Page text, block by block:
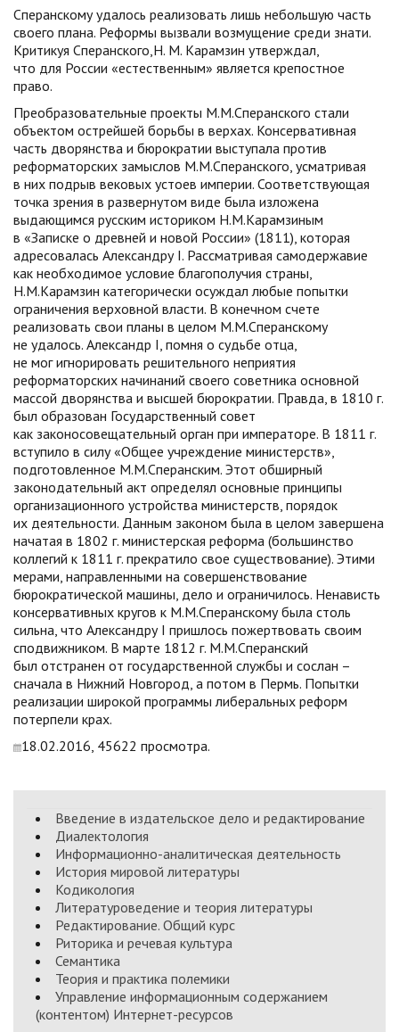
Сперанскому удалось реализовать лишь небольшую часть
своего плана. Реформы вызвали возмущение среди знати.
Критикуя Сперанского,Н. М. Карамзин утверждал,
что для России «естественным» является крепостное
право.
Преобразовательные проекты М.М.Сперанского стали
объектом острейшей борьбы в верхах. Консервативная
часть дворянства и бюрократии выступала против
реформаторских замыслов М.М.Сперанского, усматривая
в них подрыв вековых устоев империи. Соответствующая
точка зрения в развернутом виде была изложена
выдающимся русским историком Н.М.Карамзиным
в «Записке о древней и новой России» (1811), которая
адресовалась Александру I. Рассматривая самодержавие
как необходимое условие благополучия страны,
Н.М.Карамзин категорически осуждал любые попытки
ограничения верховной власти. В конечном счете
реализовать свои планы в целом М.М.Сперанскому
не удалось. Александр I, помня о судьбе отца,
не мог игнорировать решительного неприятия
реформаторских начинаний своего советника основной
массой дворянства и высшей бюрократии. Правда, в 1810 г.
был образован Государственный совет
как законосовещательный орган при императоре. В 1811 г.
вступило в силу «Общее учреждение министерств»,
подготовленное М.М.Сперанским. Этот обширный
законодательный акт определял основные принципы
организационного устройства министерств, порядок
их деятельности. Данным законом была в целом завершена
начатая в 1802 г. министерская реформа (большинство
коллегий к 1811 г. прекратило свое существование). Этими
мерами, направленными на совершенствование
бюрократической машины, дело и ограничилось. Ненависть
консервативных кругов к М.М.Сперанскому была столь
сильна, что Александру I пришлось пожертвовать своим
сподвижником. В марте 1812 г. М.М.Сперанский
был отстранен от государственной службы и сослан –
сначала в Нижний Новгород, а потом в Пермь. Попытки
реализации широкой программы либеральных реформ
потерпели крах.
18.02.2016, 45622 просмотра.
Введение в издательское дело и редактирование
Диалектология
Информационно-аналитическая деятельность
История мировой литературы
Кодикология
Литературоведение и теория литературы
Редактирование. Общий курс
Риторика и речевая культура
Семантика
Теория и практика полемики
Управление информационным содержанием
(контентом) Интернет-ресурсов